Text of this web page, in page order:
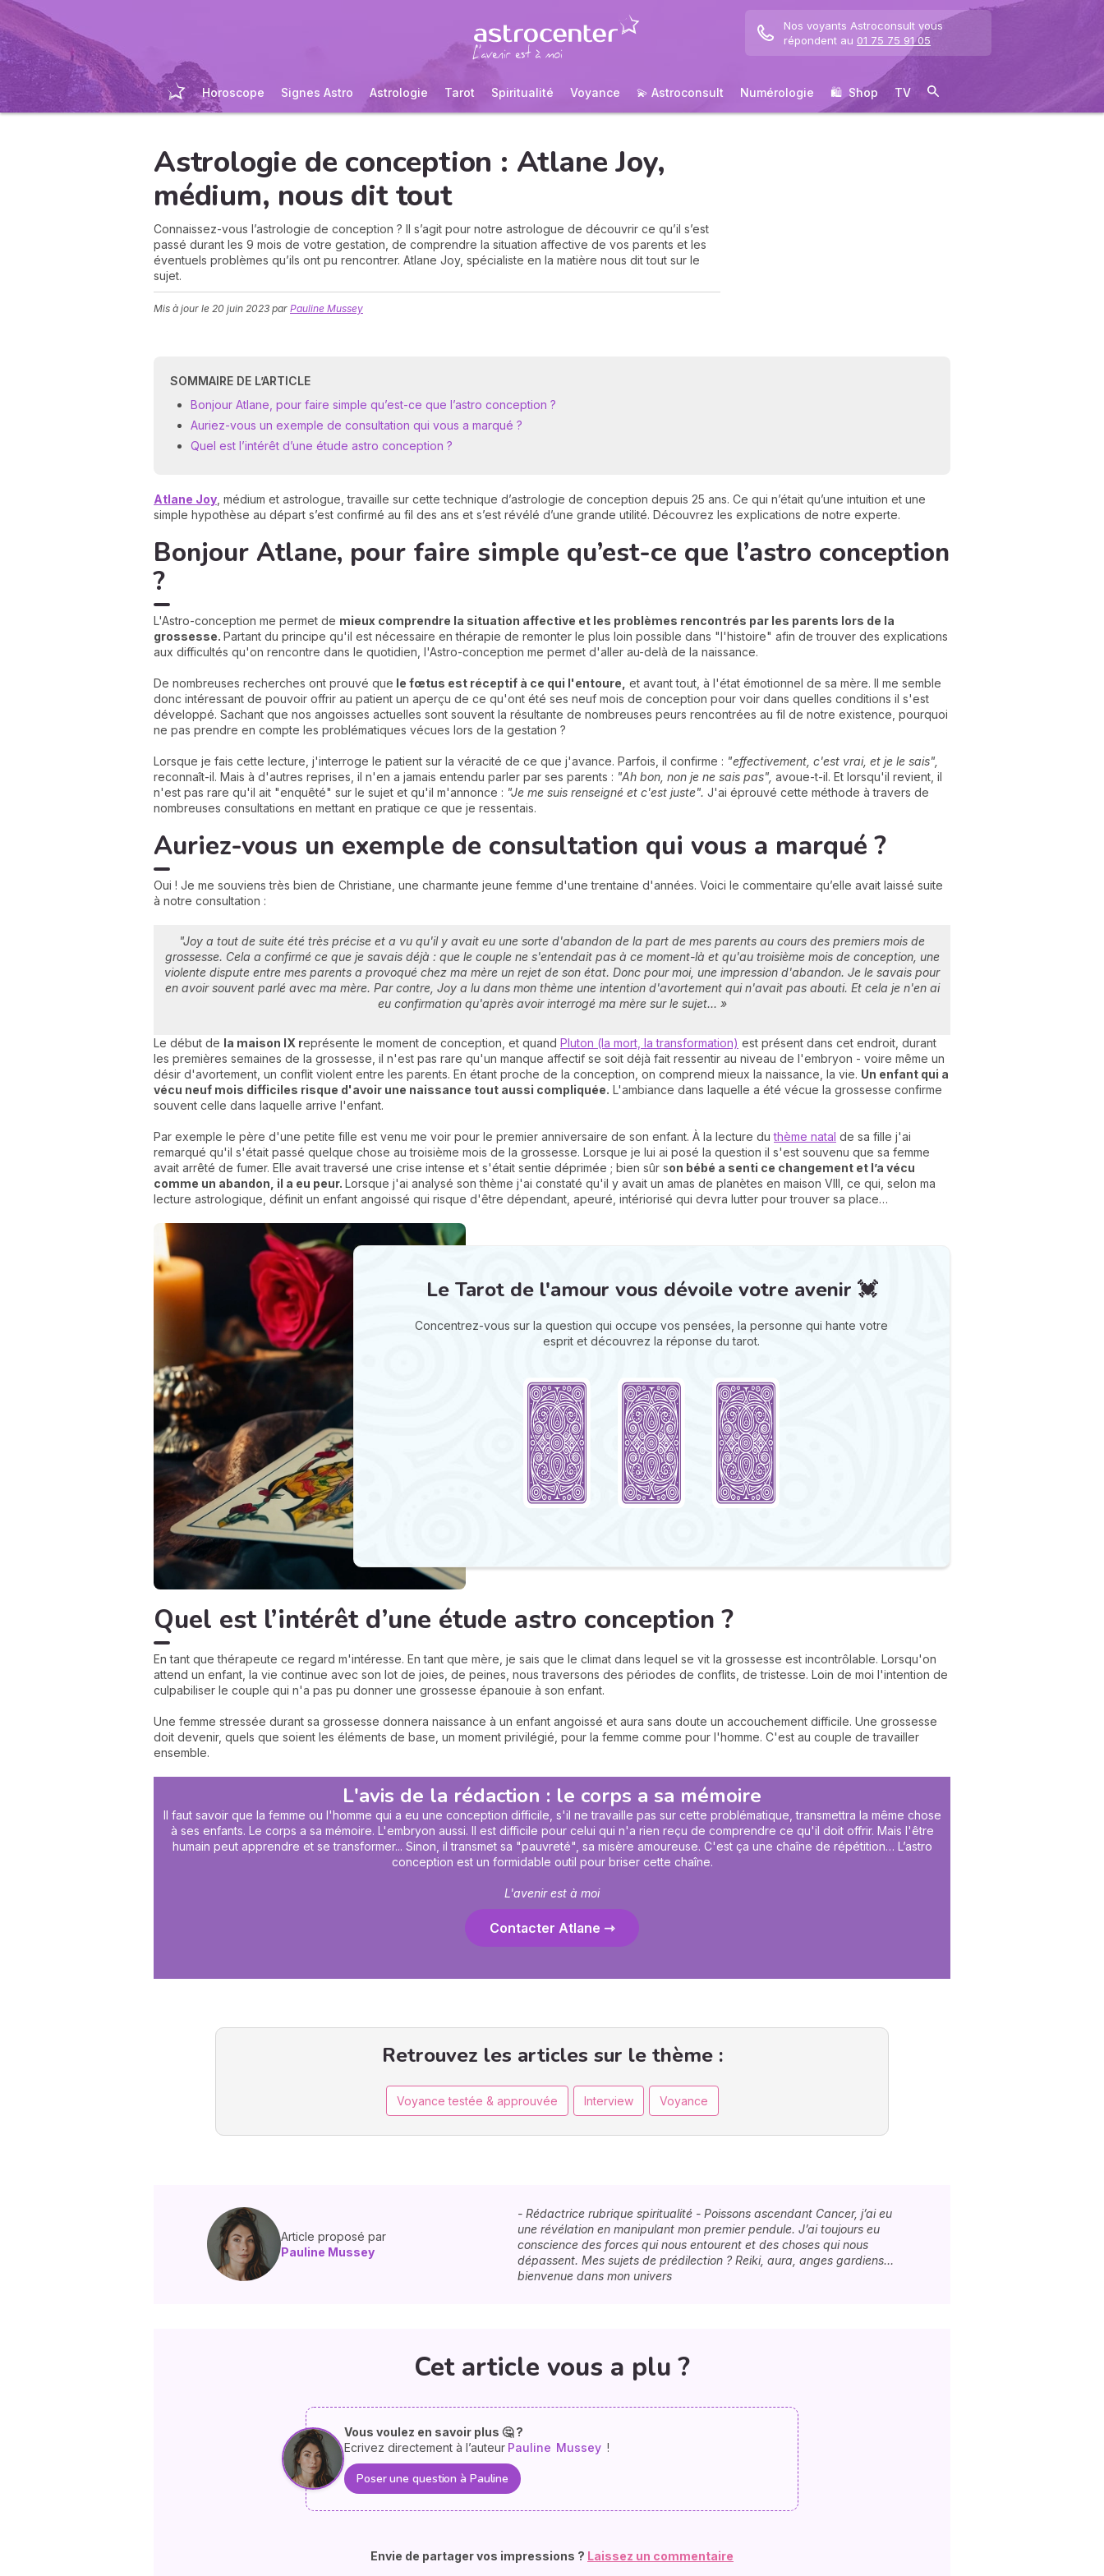
Nos voyants Astroconsult vous
répondent au 01 75 75 91 05
Horoscope Signes Astro Astrologie Tarot Spiritualité Voyance 💫 Astroconsult Numérologie 🛍 ️ Shop TV
Astrologie de conception : Atlane Joy,
médium, nous dit tout
Connaissez-vous l’astrologie de conception ? Il s’agit pour notre astrologue de découvrir ce qu’il s’est
passé durant les 9 mois de votre gestation, de comprendre la situation affective de vos parents et les
éventuels problèmes qu’ils ont pu rencontrer. Atlane Joy, spécialiste en la matière nous dit tout sur le
sujet.
Mis à jour le 20 juin 2023 par Pauline Mussey
SOMMAIRE DE L’ARTICLE
Bonjour Atlane, pour faire simple qu’est-ce que l’astro conception ?
Auriez-vous un exemple de consultation qui vous a marqué ?
Quel est l’intérêt d’une étude astro conception ?
Atlane Joy , médium et astrologue, travaille sur cette technique d’astrologie de conception depuis 25 ans. Ce qui n’était qu’une intuition et une
simple hypothèse au départ s’est confirmé au fil des ans et s’est révélé d’une grande utilité. Découvrez les explications de notre experte.
Bonjour Atlane, pour faire simple qu’est-ce que l’astro conception
?
L'Astro-conception me permet de mieux comprendre la situation affective et les problèmes rencontrés par les parents lors de la
grossesse. Partant du principe qu'il est nécessaire en thérapie de remonter le plus loin possible dans "l'histoire" afin de trouver des explications
aux difficultés qu'on rencontre dans le quotidien, l'Astro-conception me permet d'aller au-delà de la naissance.
De nombreuses recherches ont prouvé que le fœtus est réceptif à ce qui l'entoure, et avant tout, à l'état émotionnel de sa mère. Il me semble
donc intéressant de pouvoir offrir au patient un aperçu de ce qu'ont été ses neuf mois de conception pour voir dans quelles conditions il s'est
développé. Sachant que nos angoisses actuelles sont souvent la résultante de nombreuses peurs rencontrées au fil de notre existence, pourquoi
ne pas prendre en compte les problématiques vécues lors de la gestation ?
Lorsque je fais cette lecture, j'interroge le patient sur la véracité de ce que j'avance. Parfois, il confirme : "effectivement, c'est vrai, et je le sais",
reconnaît-il. Mais à d'autres reprises, il n'en a jamais entendu parler par ses parents : "Ah bon, non je ne sais pas", avoue-t-il. Et lorsqu'il revient, il
n'est pas rare qu'il ait "enquêté" sur le sujet et qu'il m'annonce : "Je me suis renseigné et c'est juste". J'ai éprouvé cette méthode à travers de
nombreuses consultations en mettant en pratique ce que je ressentais.
Auriez-vous un exemple de consultation qui vous a marqué ?
Oui ! Je me souviens très bien de Christiane, une charmante jeune femme d'une trentaine d'années. Voici le commentaire qu’elle avait laissé suite
à notre consultation :
"Joy a tout de suite été très précise et a vu qu'il y avait eu une sorte d'abandon de la part de mes parents au cours des premiers mois de
grossesse. Cela a confirmé ce que je savais déjà : que le couple ne s'entendait pas à ce moment-là et qu'au troisième mois de conception, une
violente dispute entre mes parents a provoqué chez ma mère un rejet de son état. Donc pour moi, une impression d'abandon. Je le savais pour
en avoir souvent parlé avec ma mère. Par contre, Joy a lu dans mon thème une intention d'avortement qui n'avait pas abouti. Et cela je n'en ai
eu confirmation qu'après avoir interrogé ma mère sur le sujet... »
Le début de la maison IX représente le moment de conception, et quand Pluton (la mort, la transformation) est présent dans cet endroit, durant
les premières semaines de la grossesse, il n'est pas rare qu'un manque affectif se soit déjà fait ressentir au niveau de l'embryon - voire même un
désir d'avortement, un conflit violent entre les parents. En étant proche de la conception, on comprend mieux la naissance, la vie. Un enfant qui a
vécu neuf mois difficiles risque d'avoir une naissance tout aussi compliquée. L'ambiance dans laquelle a été vécue la grossesse confirme
souvent celle dans laquelle arrive l'enfant.
Par exemple le père d'une petite fille est venu me voir pour le premier anniversaire de son enfant. À la lecture duthème natal de sa fille j'ai
remarqué qu'il s'était passé quelque chose au troisième mois de la grossesse. Lorsque je lui ai posé la question il s'est souvenu que sa femme
avait arrêté de fumer. Elle avait traversé une crise intense et s'était sentie déprimée ; bien sûr son bébé a senti ce changement et l’a vécu
comme un abandon, il a eu peur. Lorsque j'ai analysé son thème j'ai constaté qu'il y avait un amas de planètes en maison VIII, ce qui, selon ma
lecture astrologique, définit un enfant angoissé qui risque d'être dépendant, apeuré, intériorisé qui devra lutter pour trouver sa place…
Le Tarot de l'amour vous dévoile votre avenir 💓
Concentrez-vous sur la question qui occupe vos pensées, la personne qui hante votre
esprit et découvrez la réponse du tarot.
Quel est l’intérêt d’une étude astro conception ?
En tant que thérapeute ce regard m'intéresse. En tant que mère, je sais que le climat dans lequel se vit la grossesse est incontrôlable. Lorsqu'on
attend un enfant, la vie continue avec son lot de joies, de peines, nous traversons des périodes de conflits, de tristesse. Loin de moi l'intention de
culpabiliser le couple qui n'a pas pu donner une grossesse épanouie à son enfant.
Une femme stressée durant sa grossesse donnera naissance à un enfant angoissé et aura sans doute un accouchement difficile. Une grossesse
doit devenir, quels que soient les éléments de base, un moment privilégié, pour la femme comme pour l'homme. C'est au couple de travailler
ensemble.
L'avis de la rédaction : le corps a sa mémoire
Il faut savoir que la femme ou l'homme qui a eu une conception difficile, s'il ne travaille pas sur cette problématique, transmettra la même chose
à ses enfants. Le corps a sa mémoire. L'embryon aussi. Il est difficile pour celui qui n'a rien reçu de comprendre ce qu'il doit offrir. Mais l'être
humain peut apprendre et se transformer... Sinon, il transmet sa "pauvreté", sa misère amoureuse. C'est ça une chaîne de répétition… L’astro
conception est un formidable outil pour briser cette chaîne.
L'avenir est à moi
Contacter Atlane
Retrouvez les articles sur le thème :
Voyance testée & approuvée Interview Voyance
Article proposé par
Pauline Mussey
- Rédactrice rubrique spiritualité - Poissons ascendant Cancer, j’ai eu
une révélation en manipulant mon premier pendule. J’ai toujours eu
conscience des forces qui nous entourent et des choses qui nous
dépassent. Mes sujets de prédilection ? Reiki, aura, anges gardiens…
bienvenue dans mon univers
Cet article vous a plu ?
Vous voulez en savoir plus 🤔 ?
Ecrivez directement à l’auteur Pauline Mussey !
Poser une question à Pauline
Envie de partager vos impressions ? Laissez un commentaire